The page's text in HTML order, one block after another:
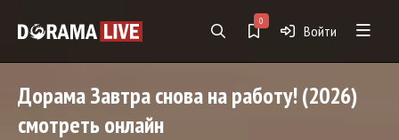
0
Войти
ДорамаЗавтра снова на работу!(2026)
смотреть онлайн